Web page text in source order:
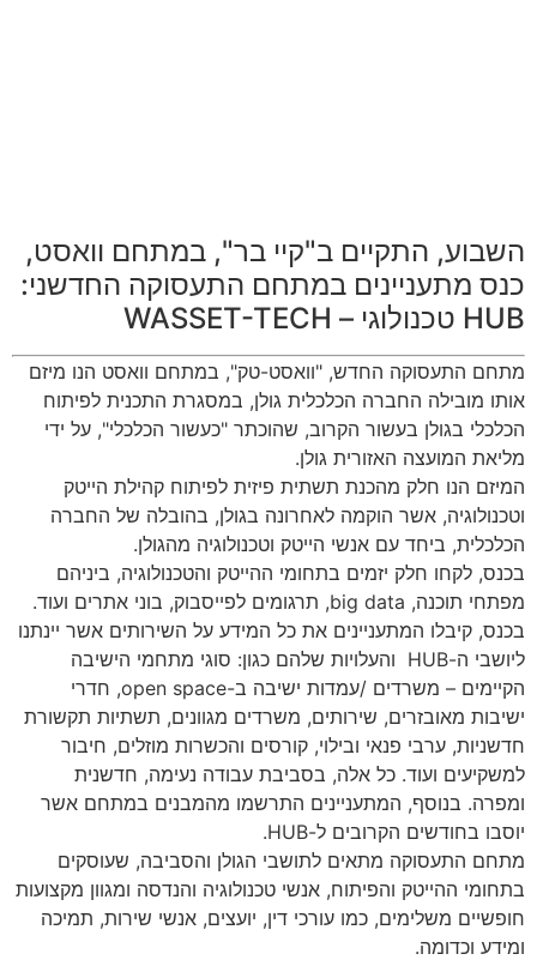
השבוע, התקיים ב"קיי בר", במתחם וואסט,
כנס מתעניינים במתחם התעסוקה החדשני:
HUB טכנולוגי – WASSET-TECH
מתחם התעסוקה החדש, "וואסט-טק", במתחם וואסט הנו מיזם
אותו מובילה החברה הכלכלית גולן, במסגרת התכנית לפיתוח
הכלכלי בגולן בעשור הקרוב, שהוכתר "כעשור הכלכלי", על ידי
מליאת המועצה האזורית גולן.
המיזם הנו חלק מהכנת תשתית פיזית לפיתוח קהילת הייטק
וטכנולוגיה, אשר הוקמה לאחרונה בגולן, בהובלה של החברה
הכלכלית, ביחד עם אנשי הייטק וטכנולוגיה מהגולן.
בכנס, לקחו חלק יזמים בתחומי ההייטק והטכנולוגיה, ביניהם
מפתחי תוכנה, big data, תרגומים לפייסבוק, בוני אתרים ועוד.
בכנס, קיבלו המתעניינים את כל המידע על השירותים אשר יינתנו
ליושבי ה-HUB והעלויות שלהם כגון: סוגי מתחמי הישיבה
הקיימים – משרדים /עמדות ישיבה ב-open space, חדרי
ישיבות מאובזרים, שירותים, משרדים מגוונים, תשתיות תקשורת
חדשניות, ערבי פנאי ובילוי, קורסים והכשרות מוזלים, חיבור
למשקיעים ועוד. כל אלה, בסביבת עבודה נעימה, חדשנית
ומפרה. בנוסף, המתעניינים התרשמו מהמבנים במתחם אשר
יוסבו בחודשים הקרובים ל-HUB.
מתחם התעסוקה מתאים לתושבי הגולן והסביבה, שעוסקים
בתחומי ההייטק והפיתוח, אנשי טכנולוגיה והנדסה ומגוון מקצועות
חופשיים משלימים, כמו עורכי דין, יועצים, אנשי שירות, תמיכה
ומידע וכדומה.